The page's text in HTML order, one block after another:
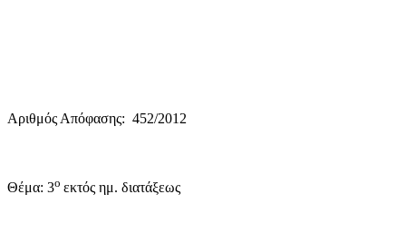
Αριθμός Απόφασης: 452/2012
Θέμα: 3ο εκτός ημ. διατάξεως